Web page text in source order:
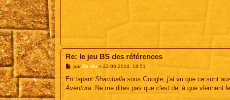
Re: le jeu BS des références
M
s
a
parRa Mu» 22 06 2014, 18:51
En tapant Shamballa sous Google, j'ai vu que ce sont
Aventura . Ne me dites pas que c'est de là que viennent